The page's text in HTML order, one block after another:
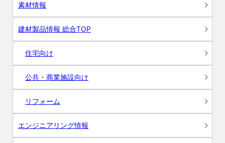
素材情報
建材製品情報 総合TOP
住宅向け
公共・商業施設向け
リフォーム
エンジニアリング情報